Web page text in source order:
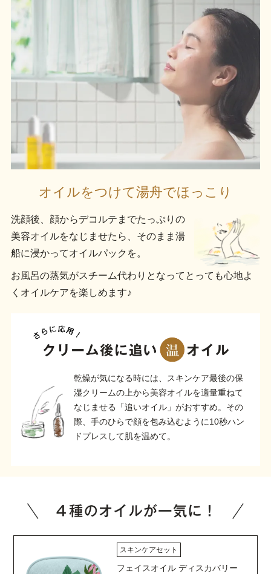
オイルをつけて湯舟でほっこり
洗顔後、顔からデコルテまでたっぷりの
美容オイルをなじませたら、そのまま湯
船に浸かってオイルパックを。
お風呂の蒸気がスチーム代わりとなってとっても心地よ
くオイルケアを楽しめます♪
乾燥が気になる時には、スキンケア最後の保
湿クリームの上から美容オイルを適量重ねて
なじませる「追いオイル」がおすすめ。その
際、手のひらで顔を包み込むように10秒ハン
ドプレスして肌を温めて。
スキンケアセット
フェイスオイル ディスカバリー